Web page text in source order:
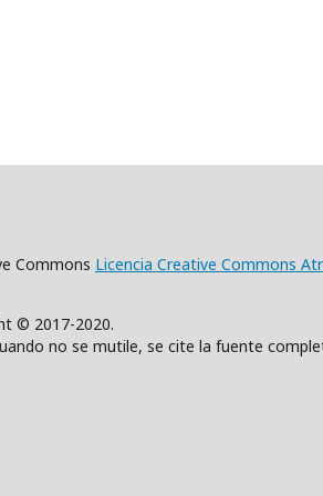
Commons Licencia Creative Commons
© 2017-2020.
no se mutile, se cite la fuente